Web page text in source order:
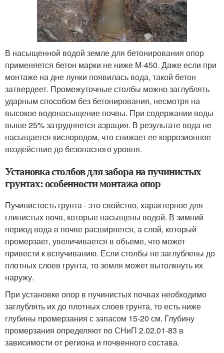
В насыщенной водой земле для бетонирования опор
применяется бетон марки не ниже М-450. Даже если при
монтаже на дне лунки появилась вода, такой бетон
затвердеет. Промежуточные столбы можно заглублять
ударным способом без бетонирования, несмотря на
высокое водонасыщение почвы. При содержании воды
выше 25% затрудняется аэрация. В результате вода не
насыщается кислородом, что снижает ее коррозионное
воздействие до безопасного уровня.
Установка столбов для забора на пучинистых
грунтах: особенности монтажа опор
Пучинистость грунта - это свойство, характерное для
глинистых почв, которые насыщены водой. В зимний
период вода в почве расширяется, а слой, который
промерзает, увеличивается в объеме, что может
привести к вспучиванию. Если столбы не заглублены до
плотных слоев грунта, то земля может вытолкнуть их
наружу.
При установке опор в пучинистых почвах необходимо
заглублять их до плотных слоев грунта, то есть ниже
глубины промерзания с запасом 15-20 см. Глубину
промерзания определяют по СНиП 2.02.01-83 в
зависимости от региона и почвенного состава.